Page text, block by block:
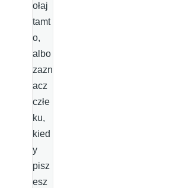
ołaj
tamt
o,
albo
zazn
acz
człe
ku,
kied
y
pisz
esz